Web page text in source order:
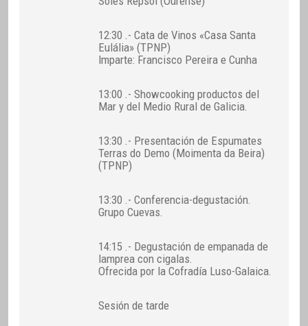
12:30 .- Cata de Vinos «Casa Santa
Eulália» (TPNP)
Imparte: Francisco Pereira e Cunha
13:00 .- Showcooking productos del
Mar y del Medio Rural de Galicia.
13:30 .- Presentación de Espumates
Terras do Demo (Moimenta da Beira)
(TPNP)
13:30 .- Conferencia-degustación.
Grupo Cuevas.
14:15 .- Degustación de empanada de
lamprea con cigalas.
Ofrecida por la Cofradía Luso-Galaica.
Sesión de tarde